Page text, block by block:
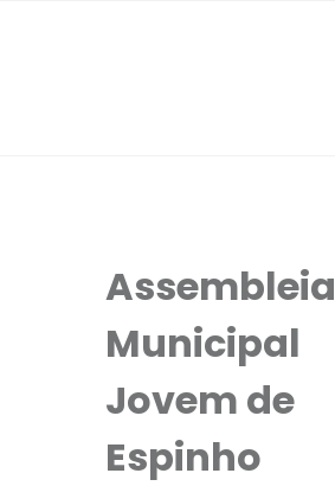
Assembleia
Municipal
Jovem de
Espinho